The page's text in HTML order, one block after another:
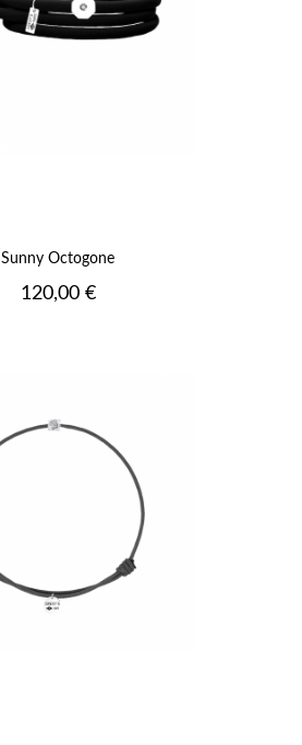
Sunny Octogone
Prix
120,00 €